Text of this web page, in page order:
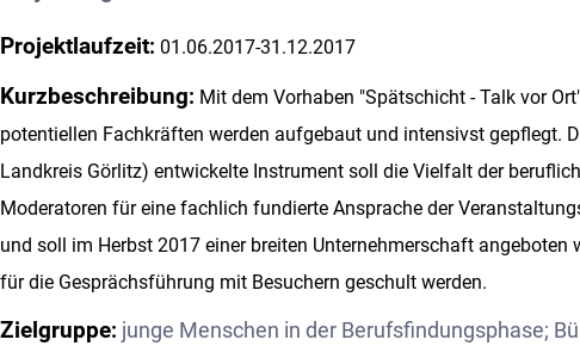
Projektlaufzeit: 01.06.2017-31.12.2017
Kurzbeschreibung: Mit dem Vorhaben "Spätschicht - Talk vor
potentiellen Fachkräften werden aufgebaut und intensivst gepflegt.
Landkreis Görlitz) entwickelte Instrument soll die Vielfalt der
Moderatoren für eine fachlich fundierte Ansprache der
und soll im Herbst 2017 einer breiten Unternehmerschaft
für die Gesprächsführung mit Besuchern geschult werden.
Zielgruppe: junge Menschen in der Berufsfindungsphase;